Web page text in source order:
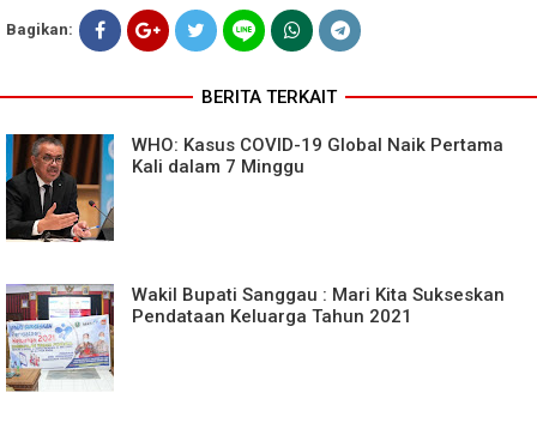
Bagikan:
BERITA TERKAIT
WHO: Kasus COVID-19 Global Naik Pertama
Kali dalam 7 Minggu
Wakil Bupati Sanggau : Mari Kita Sukseskan
Pendataan Keluarga Tahun 2021